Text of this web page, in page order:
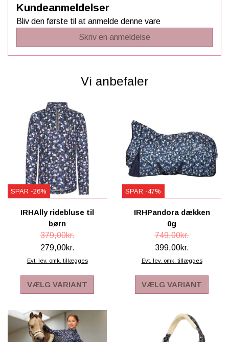
Kundeanmeldelser
Bliv den første til at anmelde denne vare
Skriv en anmeldelse
Vi anbefaler
SPAR -26%
IRHAlly ridebluse til
børn
379,00kr.
279,00kr.
Evt. lev. omk. tillægges
VÆLG VARIANT
SPAR -47%
IRHPandora dækken
0g
749,00kr.
399,00kr.
Evt. lev. omk. tillægges
VÆLG VARIANT